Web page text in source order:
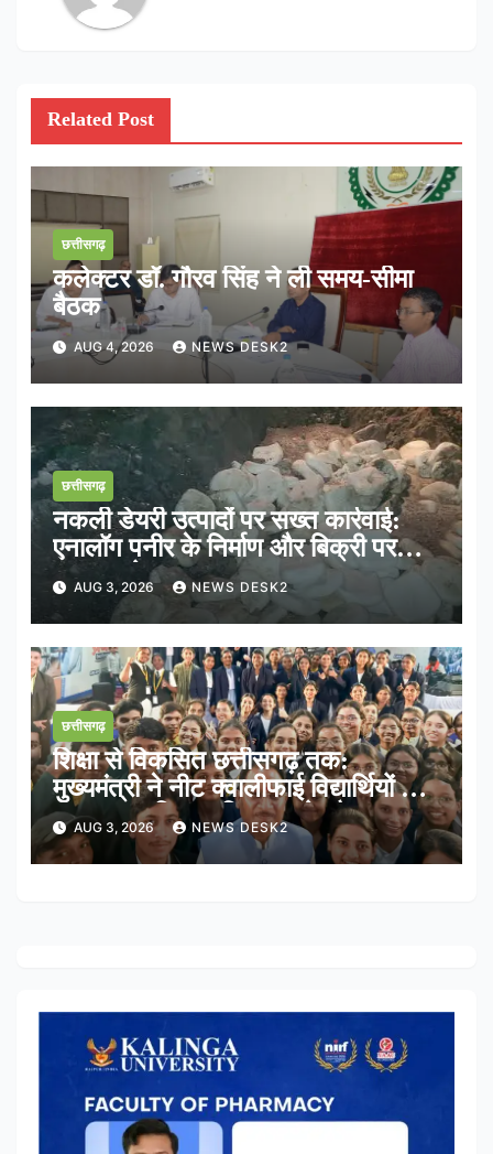
Related Post
छत्तीसगढ़
कलेक्टर डॉ. गौरव सिंह ने ली समय-सीमा
बैठक
AUG 4, 2026 NEWS DESK2
छत्तीसगढ़
नकली डेयरी उत्पादों पर सख्त कार्रवाई:
एनालॉग पनीर के निर्माण और बिक्री पर
तत्काल रोक
AUG 3, 2026 NEWS DESK2
छत्तीसगढ़
शिक्षा से विकसित छत्तीसगढ़ तक:
मुख्यमंत्री ने नीट क्वालीफाई विद्यार्थियों के
साथ साझा किया भविष्य का रोडमैप
AUG 3, 2026 NEWS DESK2